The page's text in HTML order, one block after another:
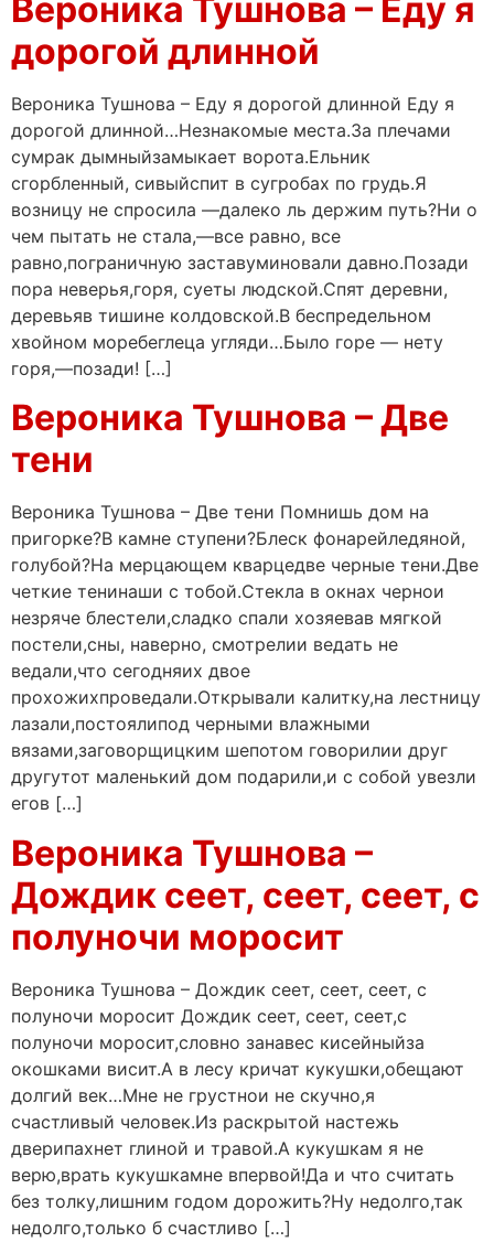
Вероника Тушнова – Еду я
дорогой длинной
Вероника Тушнова – Еду я дорогой длинной Еду я
дорогой длинной…Незнакомые места.За плечами
сумрак дымныйзамыкает ворота.Ельник
сгорбленный, сивыйспит в сугробах по грудь.Я
возницу не спросила —далеко ль держим путь?Ни о
чем пытать не стала,—все равно, все
равно,пограничную заставуминовали давно.Позади
пора неверья,горя, суеты людской.Спят деревни,
деревьяв тишине колдовской.В беспредельном
хвойном моребеглеца угляди…Было горе — нету
горя,—позади! […]
Вероника Тушнова – Две
тени
Вероника Тушнова – Две тени Помнишь дом на
пригорке?В камне ступени?Блеск фонарейледяной,
голубой?На мерцающем кварцедве черные тени.Две
четкие тенинаши с тобой.Стекла в окнах чернои
незряче блестели,сладко спали хозяевав мягкой
постели,сны, наверно, смотрелии ведать не
ведали,что сегодняих двое
прохожихпроведали.Открывали калитку,на лестницу
лазали,постоялипод черными влажными
вязами,заговорщицким шепотом говорилии друг
другутот маленький дом подарили,и с собой увезли
егов […]
Вероника Тушнова –
Дождик сеет, сеет, сеет, с
полуночи моросит
Вероника Тушнова – Дождик сеет, сеет, сеет, с
полуночи моросит Дождик сеет, сеет, сеет,с
полуночи моросит,словно занавес кисейныйза
окошками висит.А в лесу кричат кукушки,обещают
долгий век…Мне не грустнои не скучно,я
счастливый человек.Из раскрытой настежь
дверипахнет глиной и травой.А кукушкам я не
верю,врать кукушкамне впервой!Да и что считать
без толку,лишним годом дорожить?Ну недолго,так
недолго,только б счастливо […]